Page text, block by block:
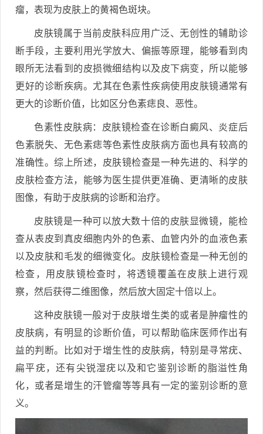
瘤，表现为皮肤上的黄褐色斑块。
皮肤镜属于当前皮肤科应用广泛、无创性的辅助诊
断手段，主要利用光学放大、偏振等原理，能够看到肉
眼所无法看到的皮损微细结构以及皮下病变，所以能够
更好的诊断疾病。尤其在色素性疾病使用皮肤镜通常有
更大的诊断价值，比如区分色素痣良、恶性。
色素性皮肤病：皮肤镜检查在诊断白癜风、炎症后
色素脱失、无色素痣等色素性皮肤病方面也具有较高的
准确性。综上所述，皮肤镜检查是一种先进的、科学的
皮肤检查方法，能够为医生提供更准确、更清晰的皮肤
图像，有助于皮肤病的诊断和治疗。
皮肤镜是一种可以放大数十倍的皮肤显微镜，能检
查从表皮到真皮细胞内外的色素、血管内外的血液色素
以及皮肤和毛发的细微变化。皮肤镜检查是一种无创的
检查，用皮肤镜检查时，将透镜覆盖在皮肤上进行观
察，然后获得二维图像，然后放大固定十倍以上。
这种皮肤镜一般对于皮肤增生类的或者是肿瘤性的
皮肤病，有明显的诊断价值，可以帮助临床医师作出有
益的判断。比如对于增生性的皮肤病，特别是寻常疣、
扁平疣，还有尖锐湿疣以及和它鉴别诊断的脂溢性角
化，或者是增生的汗管瘤等等具有一定的鉴别诊断的意
义。